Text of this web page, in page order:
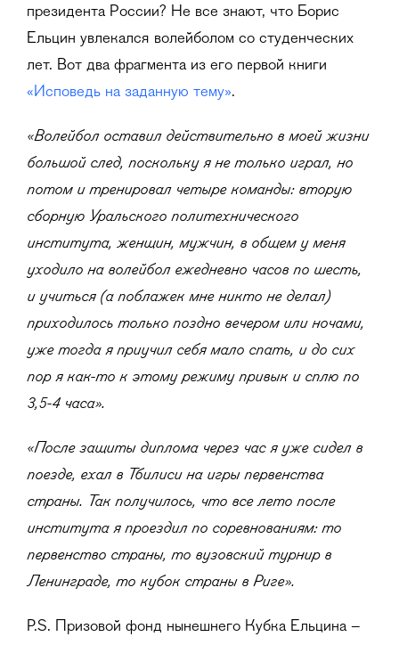
президента России? Не все знают, что Борис
Ельцин увлекался волейболом со студенческих
лет. Вот два фрагмента из его первой книги
«Исповедь на заданную тему».
«Волейбол оставил действительно в моей жизни
большой след, поскольку я не только играл, но
потом и тренировал четыре команды: вторую
сборную Уральского политехнического
института, женщин, мужчин, в общем у меня
уходило на волейбол ежедневно часов по шесть,
и учиться (а поблажек мне никто не делал)
приходилось только поздно вечером или ночами,
уже тогда я приучил себя мало спать, и до сих
пор я как-то к этому режиму привык и сплю по
3,5-4 часа».
«После защиты диплома через час я уже сидел в
поезде, ехал в Тбилиси на игры первенства
страны. Так получилось, что все лето после
института я проездил по соревнованиям: то
первенство страны, то вузовский турнир в
Ленинграде, то кубок страны в Риге».
P.S. Призовой фонд нынешнего Кубка Ельцина –